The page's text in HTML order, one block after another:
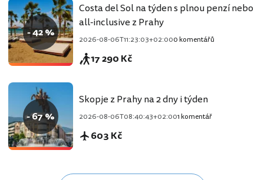
- 42 %
Costa del Sol na týden s plnou penzí nebo
all-inclusive z Prahy
2026-08-06T11:23:03+02:000 komentářů
17 290 Kč
- 67 %
Skopje z Prahy na 2 dny i týden
2026-08-06T08:40:43+02:001 komentář
603 Kč